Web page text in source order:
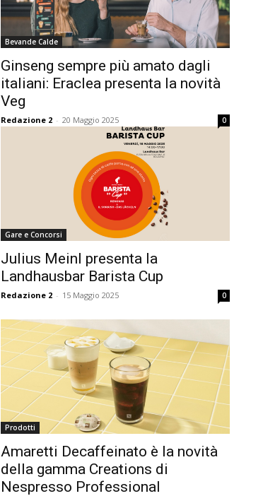
Bevande Calde
Ginseng sempre più amato dagli
italiani: Eraclea presenta la novità
Veg
Redazione 2 - 20 Maggio 2025 0
Gare e Concorsi
Julius Meinl presenta la
Landhausbar Barista Cup
Redazione 2 - 15 Maggio 2025 0
Prodotti
Amaretti Decaffeinato è la novità
della gamma Creations di
Nespresso Professional